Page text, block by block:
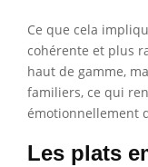
Ce que cela
cohérente et plus
haut de gamme,
familiers, ce qui
émotionnellement
Les plats